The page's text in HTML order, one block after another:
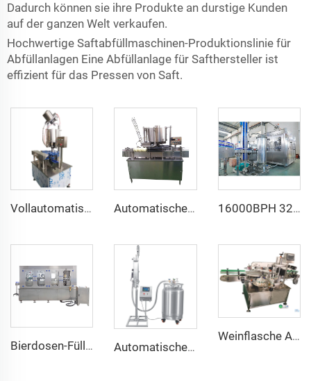
Dadurch können sie ihre Produkte an durstige Kunden
auf der ganzen Welt verkaufen.
Hochwertige Saftabfüllmaschinen-Produktionslinie für
Abfüllanlagen Eine Abfüllanlage für Safthersteller ist
effizient für das Pressen von Saft.
Vollautomatische 2000bph-Glasflaschen-Kronkorken-Verschließ- und Korkmaschine Automatische Rotationsverschließmaschine mit 6 Köpfen für Getränkedosen 16000BPH 32/32/10 King Quality A bis Z Zuckerrohrsaft-Abfüllanlage zum Verkauf
Bierdosen-Füll- und Verschließmaschine für Mikrobrauerei Automatische Flüssigstickstoff-Füll- und Dosiersprühanlage Preis für Öl, Wasser, PET-Flasche
Weinflasche Ampulle Shampoo beidseitige Aufkleber-Etikettiermaschine